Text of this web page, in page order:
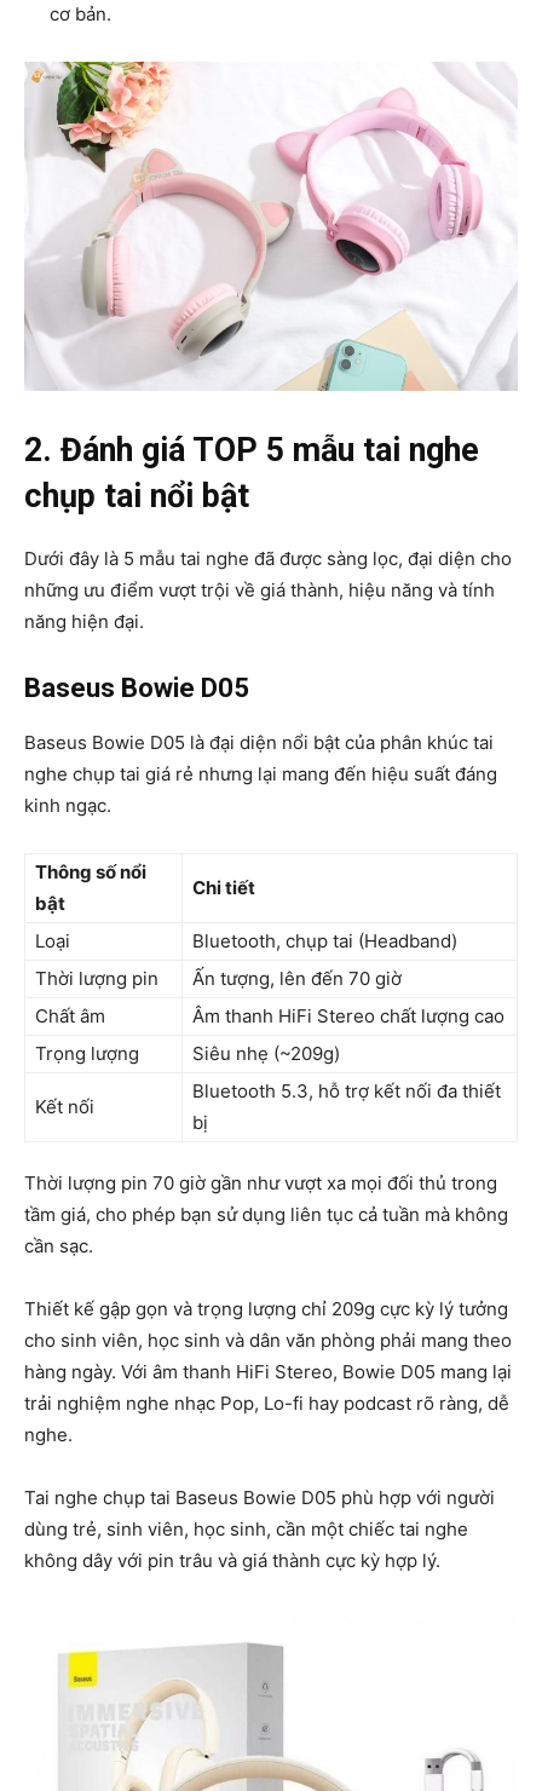
cơ bản.
2. Đánh giá TOP 5 mẫu tai nghe
chụp tai nổi bật
Dưới đây là 5 mẫu tai nghe đã được sàng lọc, đại diện cho
những ưu điểm vượt trội về giá thành, hiệu năng và tính
năng hiện đại.
Baseus Bowie D05
Baseus Bowie D05 là đại diện nổi bật của phân khúc tai
nghe chụp tai giá rẻ nhưng lại mang đến hiệu suất đáng
kinh ngạc.
Thông số nổi
bật
Chi tiết
Loại
Bluetooth, chụp tai (Headband)
Thời lượng pin
Ấn tượng, lên đến 70 giờ
Chất âm
Âm thanh HiFi Stereo chất lượng cao
Trọng lượng
Siêu nhẹ (~209g)
Kết nối
Bluetooth 5.3, hỗ trợ kết nối đa thiết
bị
Thời lượng pin 70 giờ gần như vượt xa mọi đối thủ trong
tầm giá, cho phép bạn sử dụng liên tục cả tuần mà không
cần sạc.
Thiết kế gập gọn và trọng lượng chỉ 209g cực kỳ lý tưởng
cho sinh viên, học sinh và dân văn phòng phải mang theo
hàng ngày. Với âm thanh HiFi Stereo, Bowie D05 mang lại
trải nghiệm nghe nhạc Pop, Lo-fi hay podcast rõ ràng, dễ
nghe.
Tai nghe chụp tai Baseus Bowie D05 phù hợp với người
dùng trẻ, sinh viên, học sinh, cần một chiếc tai nghe
không dây với pin trâu và giá thành cực kỳ hợp lý.